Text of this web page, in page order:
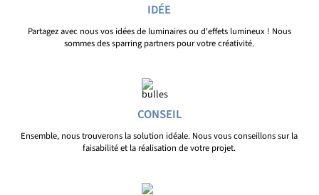
IDÉE
Partagez avec nous vos idées de luminaires ou d'effets lumineux ! Nous
sommes des sparring partners pour votre créativité.
CONSEIL
Ensemble, nous trouverons la solution idéale. Nous vous conseillons sur la
faisabilité et la réalisation de votre projet.